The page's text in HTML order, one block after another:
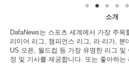
소개
DafaNews는 스포츠 세계에서 가장 주
리미어 리그, 챔피언스 리그, 라 리가, 분
US 오픈, 월드컵 등 가장 유명한 리그 및
정 및 기사를 제공합니다. 또는 좋아하는